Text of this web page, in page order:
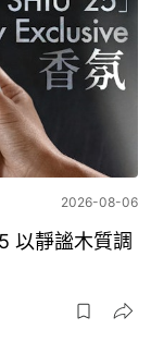
2026-08-06
以靜謐木質調